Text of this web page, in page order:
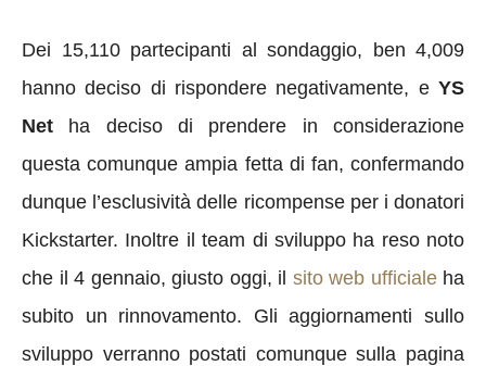
Dei 15,110 partecipanti al sondaggio, ben 4,009
hanno deciso di rispondere negativamente, e YS
Net ha deciso di prendere in considerazione
questa comunque ampia fetta di fan, confermando
dunque l’esclusività delle ricompense per i donatori
Kickstarter. Inoltre il team di sviluppo ha reso noto
che il 4 gennaio, giusto oggi, il sito web ufficialeha
subito un rinnovamento. Gli aggiornamenti sullo
sviluppo verranno postati comunque sulla pagina